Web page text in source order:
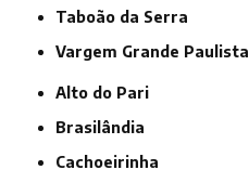
Taboão da Serra
Vargem Grande Paulista
Alto do Pari
Brasilândia
Cachoeirinha